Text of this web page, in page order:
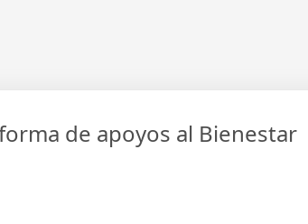
de apoyos al Bienestar